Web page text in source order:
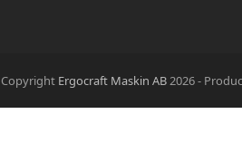
Copyright Ergocraft Maskin AB2026 -